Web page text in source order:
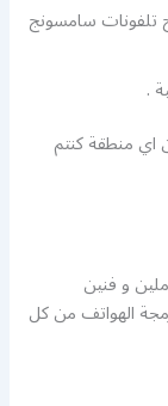
تلفونات سامسونج
.
اي منطقة كنتم
و فنين
الهواتف من كل